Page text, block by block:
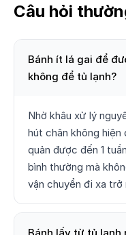
Câu hỏi
Bánh ít lá gai để
không để tủ lạnh?
Nhờ khâu xử lý
hút chân không hiện
quản được đến 1
bình thường mà
vận chuyển đi xa trở
Bánh lấy từ tủ lạnh